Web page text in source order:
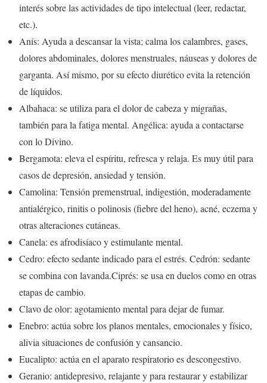
interés sobre las actividades de tipo intelectual (leer, redactar,
etc.).
Anís: Ayuda a descansar la vista; calma los calambres, gases,
dolores abdominales, dolores menstruales, náuseas y dolores de
garganta. Así mismo, por su efecto diurético evita la retención
de líquidos.
Albahaca: se utiliza para el dolor de cabeza y migrañas,
también para la fatiga mental. Angélica: ayuda a contactarse
con lo Divino.
Bergamota: eleva el espíritu, refresca y relaja. Es muy útil para
casos de depresión, ansiedad y tensión.
Camolina: Tensión premenstrual, indigestión, moderadamente
antialérgico, rinitis o polinosis (fiebre del heno), acné, eczema y
otras alteraciones cutáneas.
Canela: es afrodisíaco y estimulante mental.
Cedro: efecto sedante indicado para el estrés. Cedrón: sedante
se combina con lavanda.Ciprés: se usa en duelos como en otras
etapas de cambio.
Clavo de olor: agotamiento mental para dejar de fumar.
Enebro: actúa sobre los planos mentales, emocionales y físico,
alivia situaciones de confusión y cansancio.
Eucalipto: actúa en el aparato respiratorio es descongestivo.
Geranio: antidepresivo, relajante y para restaurar y estabilizar